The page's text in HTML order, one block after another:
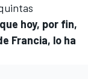
hoy, por fin,
Francia, lo ha